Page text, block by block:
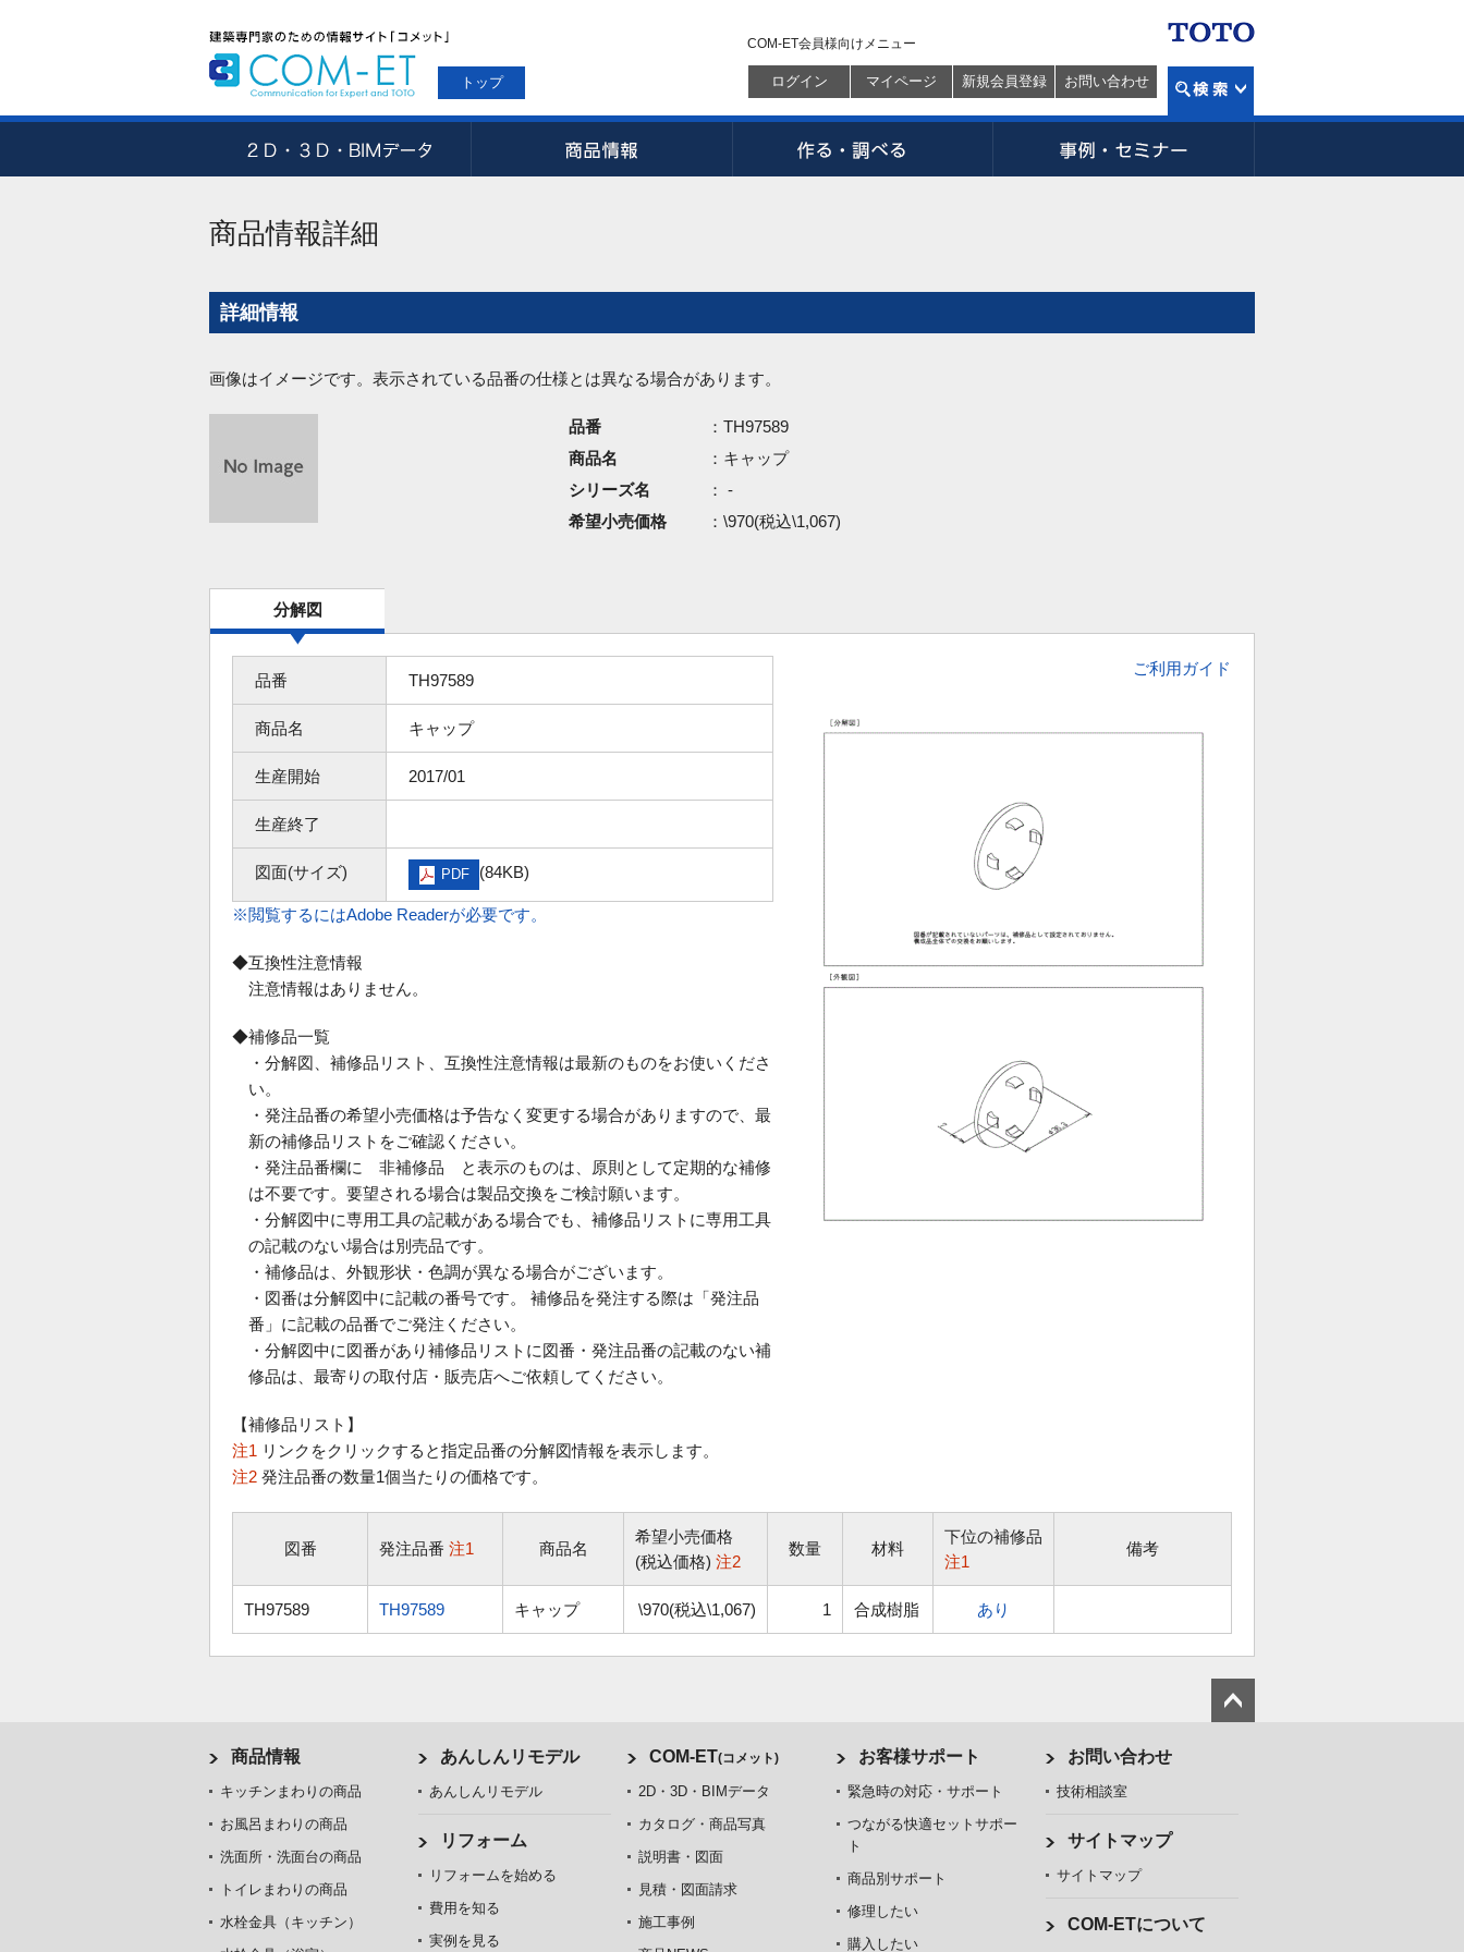
トップ
COM-ET会員様向けメニュー
ログイン マイページ 新規会員登録 お問い合わせ
商品情報詳細
詳細情報
画像はイメージです。表示されている品番の仕様とは異なる場合があります。
品番
：TH97589
商品名
：キャップ
シリーズ名
： -
希望小売価格
：\970(税込\1,067)
分解図
品番 TH97589
商品名 キャップ
生産開始 2017/01
生産終了
図面(サイズ) PDF (84KB)
※閲覧するにはAdobe Readerが必要です。
◆互換性注意情報
注意情報はありません。
◆補修品一覧
・分解図、補修品リスト、互換性注意情報は最新のものをお使いくださ
い。
・発注品番の希望小売価格は予告なく変更する場合がありますので、最
新の補修品リストをご確認ください。
・発注品番欄に 非補修品 と表示のものは、原則として定期的な補修
は不要です。要望される場合は製品交換をご検討願います。
・分解図中に専用工具の記載がある場合でも、補修品リストに専用工具
の記載のない場合は別売品です。
・補修品は、外観形状・色調が異なる場合がございます。
・図番は分解図中に記載の番号です。 補修品を発注する際は「発注品
番」に記載の品番でご発注ください。
・分解図中に図番があり補修品リストに図番・発注品番の記載のない補
修品は、最寄りの取付店・販売店へご依頼してください。
ご利用ガイド
【補修品リスト】
注1 リンクをクリックすると指定品番の分解図情報を表示します。
注2 発注品番の数量1個当たりの価格です。
図番 発注品番 注1 商品名
希望小売価格
(税込価格) 注2
数量 材料
下位の補修品
注1
備考
TH97589 TH97589 キャップ \970(税込\1,067) 1 合成樹脂 あり
商品情報
キッチンまわりの商品
お風呂まわりの商品
洗面所・洗面台の商品
トイレまわりの商品
水栓金具（キッチン）
あんしんリモデル
あんしんリモデル
リフォーム
リフォームを始める
費用を知る
実例を見る
COM-ET(コメット)
2D・3D・BIMデータ
カタログ・商品写真
説明書・図面
見積・図面請求
施工事例
お客様サポート
緊急時の対応・サポート
つながる快適セットサポー
ト
商品別サポート
修理したい
購入したい
お問い合わせ
技術相談室
サイトマップ
サイトマップ
COM-ETについて